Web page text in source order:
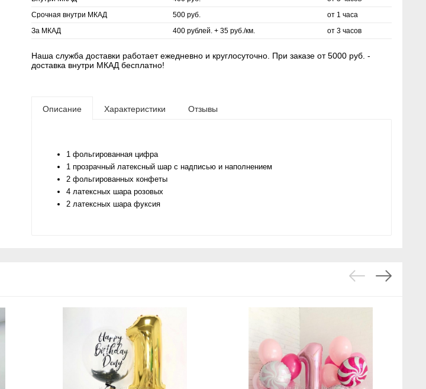
Срочная внутри МКАД
500 руб.
от 1 часа
За МКАД
400 рублей. + 35 руб./км. от 3 часов
Наша служба доставки работает ежедневно и круглосуточно. При заказе от 5000 руб. -
доставка внутри МКАД бесплатно!
Описание Характеристики Отзывы
1 фольгированная цифра
1 прозрачный латексный шар с надписью и наполнением
2 фольгированных конфеты
4 латексных шара розовых
2 латексных шара фуксия